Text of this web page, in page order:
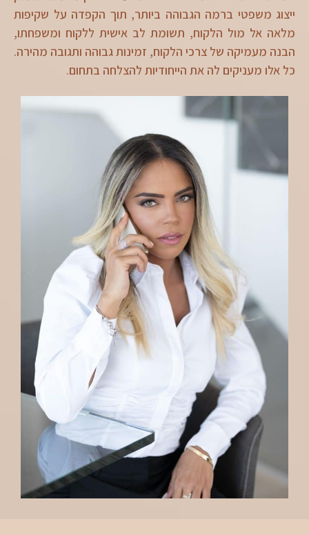
ייצוג משפטי ברמה הגבוהה ביותר, תוך הקפדה על שקיפות
מלאה אל מול הלקוח, תשומת לב אישית ללקוח ומשפחתו,
הבנה מעמיקה של צרכי הלקוח, זמינות גבוהה ותגובה מהירה.
כל אלו מעניקים לה את הייחודיות להצלחה בתחום.